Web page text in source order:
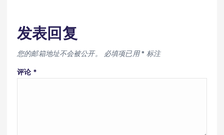
发表回复
您的邮箱地址不会被公开。 必填项已用* 标注
评论 *